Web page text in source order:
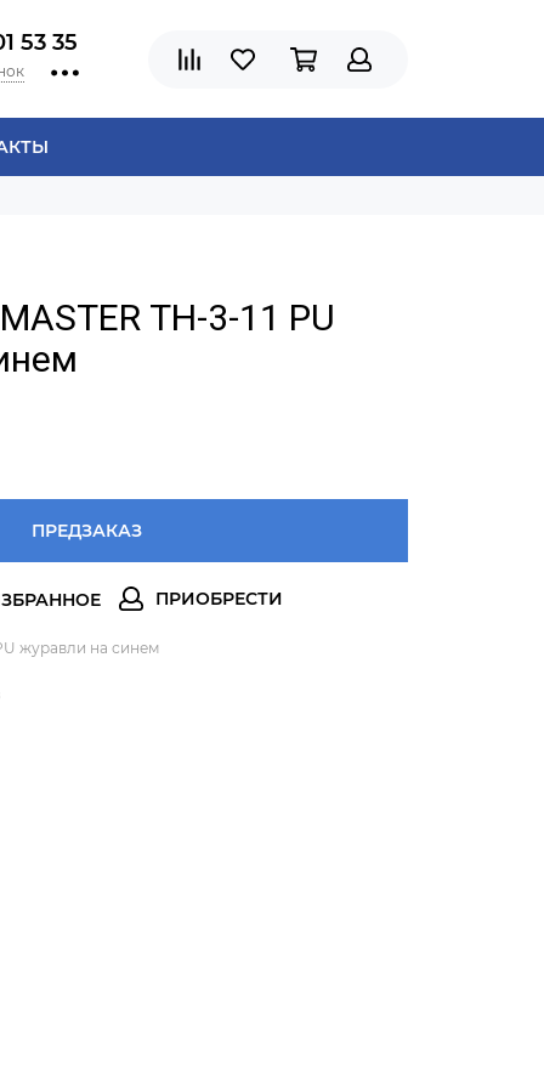
53 35
ТН-3-11 PU
ПРЕДЗАКАЗ
журавли на синем